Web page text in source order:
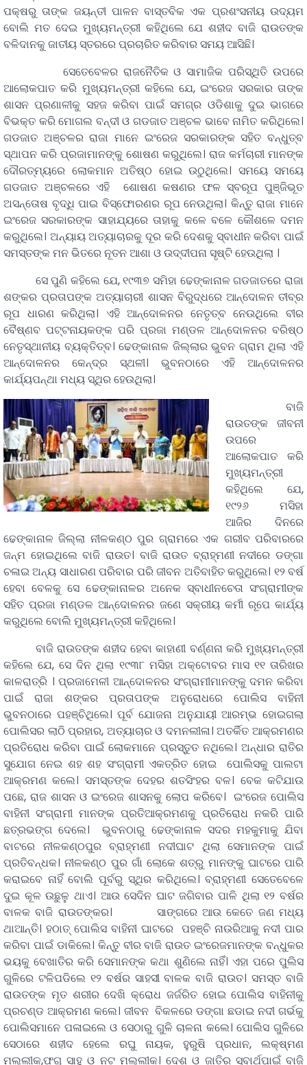
ପକ୍ଷରୁ ତାଙ୍କ ଜୟନ୍ତୀ ପାଳନ ବାସ୍ତବିକ ଏକ ପ୍ରଶଂସନୀୟ ଉଦ୍ୟମ
ବୋଲି ମତ ଦେଇ ମୁଖ୍ୟମନ୍ତ୍ରୀ କହିଥିଲେ ଯେ ଶହୀଦ ବାଜି ରାଉତଙ୍କ
ବଳିଦାନକୁ ଜାତୀୟ ସ୍ତରରେ ପ୍ରଚାରିତ କରିବାର ସମୟ ଆସିଛି।
ସେତେବେଳର ରାଜନୈତିକ ଓ ସାମାଜିକ ପରିସ୍ଥିତି ଉପରେ
ଆଲୋକପାତ କରି ମୁଖ୍ୟମନ୍ତ୍ରୀ କହିଲେ ଯେ, ଇଂରେଜ ସରକାର ତାଙ୍କ
ଶାସନ ପ୍ରଣାଳୀକୁ ସହଜ କରିବା ପାଇଁ ସମଗ୍ର ଓଡିଶାକୁ ଦୁଇ ଭାଗରେ
ବିଭକ୍ତ କରି ମୋଗଲ ବନ୍ଦୀ ଓ ଗଡଜାତ ଅଞ୍ଚଳ ଭାବେ ନାମିତ କରିଥିଲେ।
ଗଡଜାତ ଅଞ୍ଚଳର ରାଜା ମାନେ ଇଂରେଜ ସରକାରଙ୍କ ସହିତ ବନ୍ଧୁତ୍ବ
ସ୍ଥାପନ କରି ପ୍ରଜାମାନଙ୍କୁ ଶୋଷଣ କରୁଥିଲେ। ରାଜ କର୍ମଚାରୀ ମାନଙ୍କ
ଦୌରତ୍ମ୍ୟରେ ଲୋକମାନ ଅତିଷ୍ଠ ହୋଇ ଉଠୁଥିଲେ। ସମୟେ ସମୟେ
ଗଡଜାତ ଅଞ୍ଚଳରେ ଏହି ଶୋଷଣ କଷଣର ଫଳ ସ୍ବରୂପ ପୁଞ୍ଜିଭୂତ
ଅସନ୍ତୋଷ ବୃଦ୍ଧି ପାଇ ବିସ୍ଫୋରଣର ରୂପ ନେଉଥିଲା। କିନ୍ତୁ ରାଜା ମାନେ
ଇଂରେଜ ସରକାରଙ୍କ ସାହାଯ୍ୟରେ ତାହାକୁ କଳେ ବଳେ କୌଶଳେ ଦମନ
କରୁଥିଲେ। ଅନ୍ୟାୟ ଅତ୍ୟାଚାରକୁ ଦୂର କରି ଦେଶକୁ ସ୍ବାଧୀନ କରିବା ପାଇଁ
ସମସ୍ତଙ୍କ ମନ ଭିତରେ ନୂତନ ଆଶା ଓ ଉଦ୍ଦୀପନା ସୃଷ୍ଟି ହେଉଥିଲା ।
ସେ ପୁଣି କହିଲେ ଯେ, ୧୯୩୭ ସମିହା ଢେଙ୍କାନାଳ ଗଡଜାତରେ ରାଜା
ଶଙ୍କର ପ୍ରତାପଙ୍କ ଅତ୍ୟାଚାରୀ ଶାସନ ବିରୁଦ୍ଧରେ ଆନ୍ଦୋଳନ ତୀବ୍ର
ରୂପ ଧାରଣ କରିଥିଲା। ଏହି ଆନ୍ଦୋଳନର ନେତୃତ୍ବ ନେଉଥିଲେ ବୀର
ବୈଷ୍ଣବ ପଟ୍ଟନାୟକଙ୍କ ପରି ପ୍ରଜା ମଣ୍ଡଳ ଆନ୍ଦୋଳନର ବରିଷ୍ଠ
ନେତୃସ୍ଥାନୀୟ ବ୍ୟକ୍ତିତ୍ବ। ଢେଙ୍କାନାଳ ଜିଲ୍ଲାର ଭୁବନ ଗ୍ରାମ ଥିଲା ଏହି
ଆନ୍ଦୋଳନର କେନ୍ଦ୍ର ସ୍ଥଳୀ। ଭୁବନଠାରେ ଏହି ଆନ୍ଦୋଳନର
କାର୍ଯ୍ୟପନ୍ଥା ମଧ୍ୟ ସ୍ଥିର ହେଉଥିଲା।
ବାଜି
ରାଉତଙ୍କ ଜୀବନୀ
ଉପରେ
ଆଲୋକପାତ କରି
ମୁଖ୍ୟମନ୍ତ୍ରୀ
କହିଥିଲେ ଯେ,
୧୯୨୬ ମସିହା
ଆଜିର ଦିନରେ
ଢେଙ୍କାନାଳ ଜିଲ୍ଲା ନୀଳକଣ୍ଠ ପୁର ଗ୍ରାମରେ ଏକ ଗରୀବ ପରିବାରରେ
ଜନ୍ମ ହୋଇଥିଲେ ବାଜି ରାଉତ। ବାଜି ରାଉତ ବ୍ରାହ୍ମଣୀ ନଦୀରେ ଡଙ୍ଗା
ଚଳାଇ ଅନ୍ୟ ସାଧାରଣ ପରିବାର ପରି ଜୀବନ ଅତିବାହିତ କରୁଥିଲେ। ୧୨ ବର୍ଷ
ହେବା ବେଳକୁ ସେ ଢେଙ୍କାନାଳର ଅନେକ ସ୍ବାଧୀନଚେତା ସଂଗ୍ରାମୀଙ୍କ
ସହିତ ପ୍ରଜା ମଣ୍ଡଳ ଆନ୍ଦୋଳନର ଜଣେ ସକ୍ରୀୟ କର୍ମୀ ରୂପେ କାର୍ଯ୍ୟ
କରୁଥିଲେ ବୋଲି ମୁଖ୍ୟମନ୍ତ୍ରୀ କହିଥିଲେ।
ବାଜି ରାଉତଙ୍କ ଶହୀଦ ହେବା କାହାଣୀ ବର୍ଣ୍ଣନା କରି ମୁଖ୍ୟମନ୍ତ୍ରୀ
କହିଲେ ଯେ, ସେ ଦିନ ଥିଲା ୧୯୩୮ ମସିହା ଅକ୍ଟୋବର ମାସ ୧୧ ତାରିଖର
କାଳରାତ୍ରି । ପ୍ରଜାମେଳୀ ଆନ୍ଦୋଳନର ସଂଗ୍ରାମୀମାନଙ୍କୁ ଦମନ କରିବା
ପାଇଁ ରାଜା ଶଙ୍କର ପ୍ରତାପଙ୍କ ଅନୁରୋଧରେ ପୋଲିସ ବାହିନୀ
ଭୁବନଠାରେ ପହଞ୍ଚିଥିଲେ। ପୂର୍ବ ଯୋଜନା ଅନୁଯାୟୀ ଆରମ୍ଭ ହୋଇଗଲା
ପୋଲିସର ଲାଠି ପ୍ରହାର, ଅତ୍ୟାଚାର ଓ ଦମନଲୀଳା। ଅତର୍କିତ ଆକ୍ରମଣର
ପ୍ରତିରୋଧ କରିବା ପାଇଁ ଲୋକମାନେ ପ୍ରସ୍ତୁତ ନଥିଲେ। ଅନ୍ଧାର ରାତିର
ସୁଯୋଗ ନେଇ ଶହ ଶହ ସଂଗ୍ରାମୀ ଏକତ୍ରିତ ହୋଇ ପୋଲିସକୁ ପାଲଟା
ଆକ୍ରମଣ କଲେ। ସମସ୍ତଙ୍କ ଦେହର ଶତସିଂହର ବଳ। ବେକ କଟିଯାଉ
ପଛେ, ରାଜ ଶାସନ ଓ ଇଂରେଜ ଶାସନକୁ ଲୋପ କରିବେ। ଇଂରେଜ ପୋଲିସ
ବାହିନୀ ସଂଗ୍ରାମୀ ମାନଙ୍କ ପ୍ରତିଆକ୍ରମଣକୁ ପ୍ରତିରୋଧ ନକରି ପାରି
ଛତ୍ରଭଙ୍ଗ ଦେଲେ। ଭୁବନଠାରୁ ଢେଙ୍କାନାଳ ସଦର ମହକୁମାକୁ ଯିବା
ବାଟରେ ନୀଳକଣ୍ଠପୁର ବ୍ରାହ୍ମଣୀ ନଦୀଘାଟ ଥିଲା ସେମାନଙ୍କ ପାଇଁ
ପ୍ରତିବନ୍ଧକ। ନୀଳକଣ୍ଠ ପୁର ଗାଁ ଲୋକେ ଶତ୍ରୁ ମାନଙ୍କୁ ଘାଟରେ ପାରି
କରାଇବେ ନାହିଁ ବୋଲି ପୂର୍ବରୁ ସ୍ଥିର କରିଥିଲେ। ବ୍ରାହ୍ମଣୀ ସେତେବେଳେ
ଦୁଇ କୂଳ ଉଛୁଳୁ ଥାଏ। ଆଉ ସେଦିନ ଘାଟ ଜଗିବାର ପାଳି ଥିଲା ୧୨ ବର୍ଷର
ବାଳକ ବାଜି ରାଉତଙ୍କର। ସାଙ୍ଗରେ ଆଉ କେତେ ଜଣ ମଧ୍ୟ
ଥାଆନ୍ତି। ହଠାତ୍ ପୋଲିସ ବାହିନୀ ଘାଟରେ ପହଞ୍ଚି ନାଉରିଆକୁ ନଦୀ ପାର
କରିବା ପାଇଁ ଡାକିଲେ। କିନ୍ତୁ ବୀର ବାଜି ରାଉତ ଇଂରେଜମାନଙ୍କ ବନ୍ଧୁକର
ଭୟକୁ ବେଖାତିର କରି ସେମାନଙ୍କ କଥା ଶୁଣିଲେ ନାହିଁ। ଏହା ପରେ ପୁଲିସ
ଗୁଳିରେ ଟଳିପଡିଲେ ୧୨ ବର୍ଷର ସାହସୀ ବାଳକ ବାଜି ରାଉତ। ସମସ୍ତ ବାଜି
ରାଉତଙ୍କ ମୃତ ଶରୀର ଦେଖି କ୍ରୋଧ ଜର୍ଜରିତ ହୋଇ ପୋଲିସ ବାହିନୀକୁ
ପ୍ରଚଣ୍ଡ ଆକ୍ରମଣ କଲେ। ଜୀବନ ବିକଳରେ ଡଙ୍ଗା ଛଡାଇ ନଦୀ ଗର୍ଭକୁ
ପୋଲିସମାନେ ପଳାଇଲେ ଓ ସେଠାରୁ ଗୁଳି ଚାଳନା କଲେ। ପୋଲିସ ଗୁଳିରେ
ସେଠାରେ ଶହୀଦ ହେଲେ ରଘୁ ନାୟକ, ହୁରୁଷି ପ୍ରଧାନ, ଲକ୍ଷ୍ମଣ
ମଲ୍ଲୀକ,ଫଗୁ ସାହୁ ଓ ନଟ ମଲ୍ଲୀକ। ଦେଶ ଓ ଜାତିର ସ୍ବାର୍ଥପାଇଁ ବାଜି